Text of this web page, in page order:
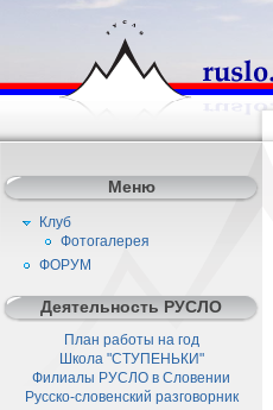
Меню
Клуб
Фотогалерея
ФОРУМ
Деятельность РУСЛО
План работы на год
Школа "СТУПЕНЬКИ"
Филиалы РУСЛО в Словении
Русско-словенский разговорник